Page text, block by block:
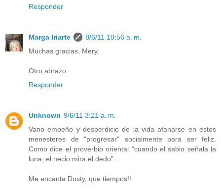
Responder
Marga Iriarte
8/6/11 10:56 a. m.
Muchas gracias, Mery.
Otro abrazo.
Responder
Unknown 9/6/11 3:21 a. m.
Vano empeño y desperdicio de la vida afanarse en éstos
menesteres de "progresar" socialmente para ser feliz.
Como dice el proverbio oriental “cuando el sabio señala la
luna, el necio mira el dedo”.
Me encanta Dusty, que tiempos!!.